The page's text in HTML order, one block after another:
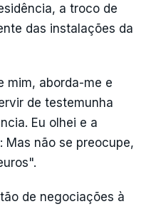
a troco de
das instalações da
mim, aborda-me e
de testemunha
Eu olhei e a
Mas não se preocupe,
de negociações à